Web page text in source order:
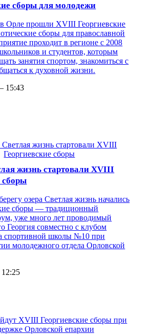
сборы для молодежи
Орле прошли XVIII Георгиевские
сборы для православной
проходит в регионе с 2008
и студентов, которым
занятия спортом, знакомиться с
к духовной жизни.
15:43
жизнь стартовали XVIII
сборы
озера Светлая жизнь начались
сборы — традиционный
уже много лет проводимый
Георгия совместно с клубом
спортивной школы №10 при
молодежного отдела Орловской